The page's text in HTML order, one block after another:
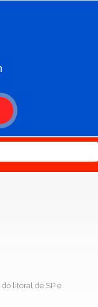
litoral de SP e